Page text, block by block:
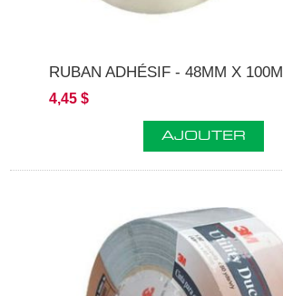
RUBAN ADHÉSIF - 48MM X 100M
4,45 $
AJOUTER